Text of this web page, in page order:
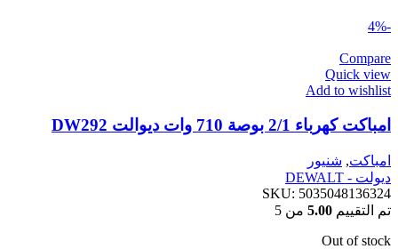
-4%
Compare
Quick view
Add to wishlist
امباكت كهرباء 2/1 بوصة 710 وات ديوالت DW292
امباكت, شنيور
ديولت - DEWALT
SKU: 5035048136324
تم التقييم 5.00 من 5
Out of stock